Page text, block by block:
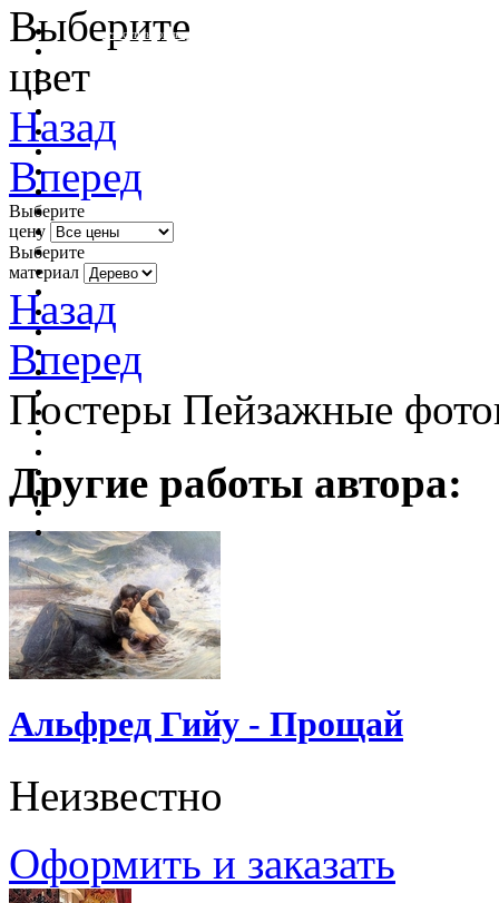
очистить фильтр цвета
Выберите
цвет
Назад
Вперед
Выберите
цену
Выберите
материал
Назад
Вперед
Постеры Пейзажные
Другие работы автора:
Альфред Гийу - Прощай
Неизвестно
Оформить и заказать